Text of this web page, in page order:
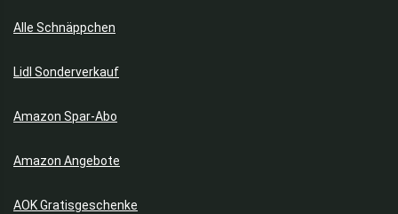
Alle Schnäppchen
Lidl Sonderverkauf
Amazon Spar-Abo
Amazon Angebote
AOK Gratisgeschenke